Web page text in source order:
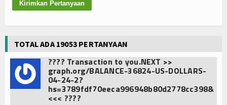
TOTAL ADA 19053 PERTANYAAN
???? Transaction to you.NEXT >>
graph.org/BALANCE-36824-US-DOLLARS-
04-24-2?
hs=3789fdf70eeca996948b80d2778cc398&
<<< ????